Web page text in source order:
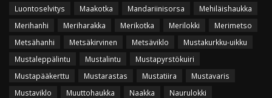
Luontoselvitys
Maakotka Mandariinisorsa
Mehiläishaukka
Merihanhi
Meriharakka Merikotka Merilokki
Merimetso
Metsähanhi
Metsäkirvinen Metsäviklo
Mustakurkku-uikku
Mustaleppälintu
Mustalintu
Mustapyrstökuiri
Mustapääkerttu
Mustarastas Mustatiira
Mustavaris
Mustaviklo
Muuttohaukka Naakka
Naurulokki